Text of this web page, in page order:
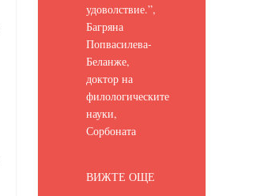
удоволствие.”,
Багряна
Попвасилева-
Беланже,
доктор на
филологическите
науки,
Сорбоната
ВИЖТЕ ОЩЕ